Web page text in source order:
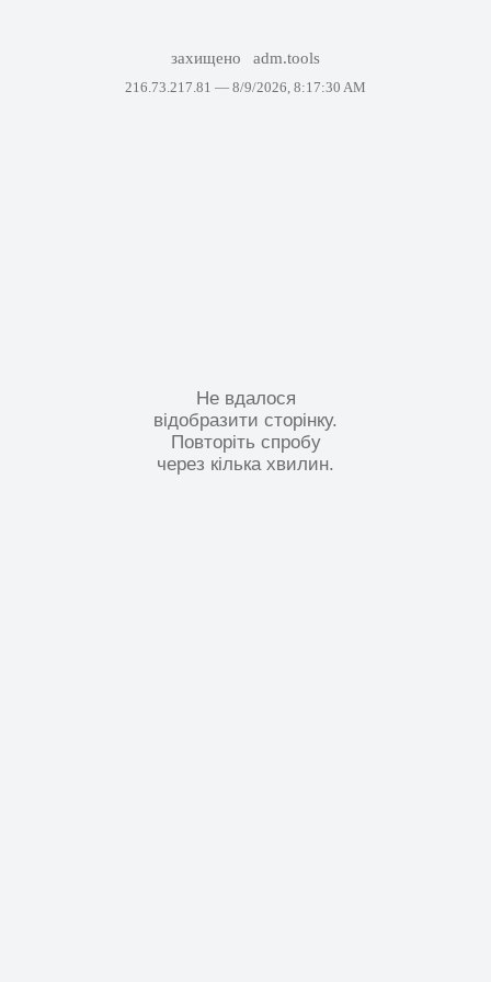
захищено adm.tools
216.73.217.81 — 8/9/2026, 8:17:30 AM
Не вдалося
відобразити сторінку.
Повторіть спробу
через кілька хвилин.